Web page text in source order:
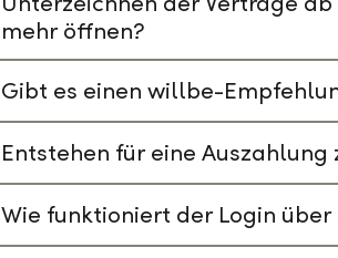
mehr öffnen?
Gibt es einen willbe-
Entstehen für eine Auszahlung
Wie funktioniert der Login